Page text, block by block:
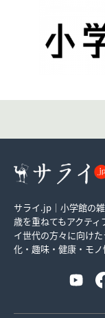
サライ.jp｜小学館の
歳を重ねてもアクテ
イ世代の方々に向け
化・趣味・健康・モノ